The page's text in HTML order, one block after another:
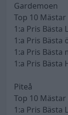
Gardemoen
Top 10 Mästar
1:a Pris Bästa
1:a Pris Bästa
1:a Pris Bästa
1:a Pris Bästa
Piteå
Top 10 Mästar
1:a Pris Bästa